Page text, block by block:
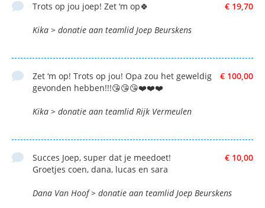
€ 19,70
Trots op jou joep! Zet ‘m op🍀
Kika > donatie aan teamlid Joep Beurskens
€ 100,00
Zet ‘m op! Trots op jou! Opa zou het geweldig
gevonden hebben!!!😘😘😘❤️❤️❤️
Kika > donatie aan teamlid Rijk Vermeulen
€ 10,00
Succes Joep, super dat je meedoet!
Groetjes coen, dana, lucas en sara
Dana Van Hoof > donatie aan teamlid Joep Beurskens